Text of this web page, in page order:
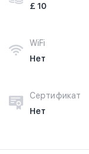
£ 10
WiFi
Нет
Сертификат
Нет